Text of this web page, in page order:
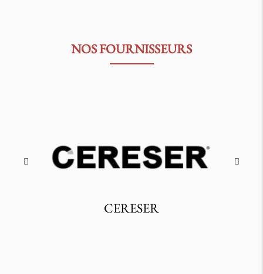
NOS FOURNISSEURS
CERESER